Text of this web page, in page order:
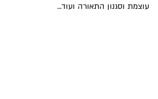
עוצמת וסגנון התאורה ועוד...